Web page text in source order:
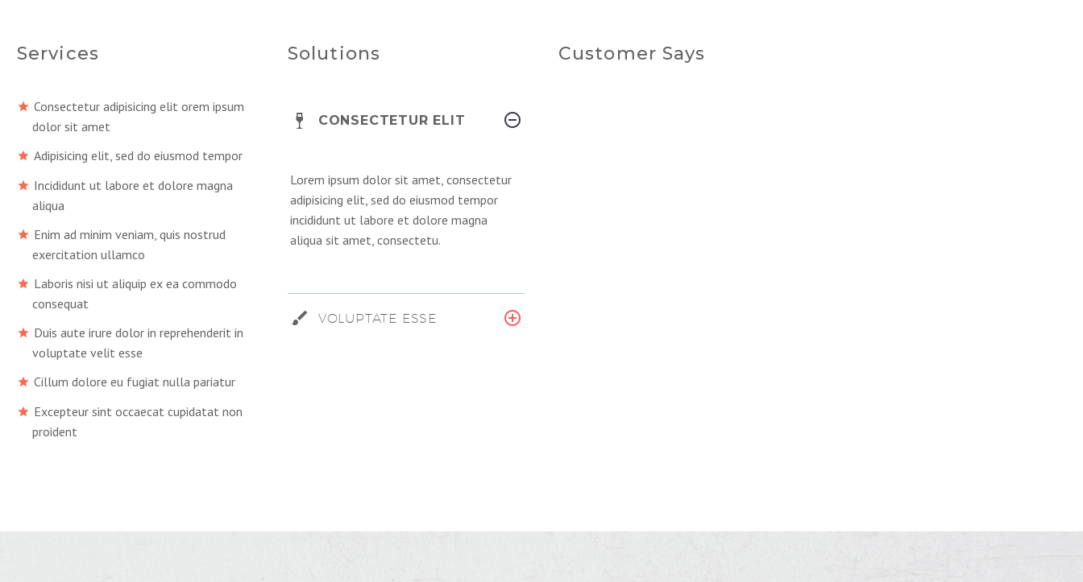
Services
Consectetur adipisicing elit orem ipsum
dolor sit amet
Adipisicing elit, sed do eiusmod tempor
Incididunt ut labore et dolore magna
aliqua
Enim ad minim veniam, quis nostrud
exercitation ullamco
Laboris nisi ut aliquip ex ea commodo
consequat
Duis aute irure dolor in reprehenderit in
voluptate velit esse
Cillum dolore eu fugiat nulla pariatur
Excepteur sint occaecat cupidatat non
proident
Solutions
CONSECTETUR ELIT
Lorem ipsum dolor sit amet, consectetur
adipisicing elit, sed do eiusmod tempor
incididunt ut labore et dolore magna
aliqua sit amet, consectetu.
VOLUPTATE ESSE
Customer Says